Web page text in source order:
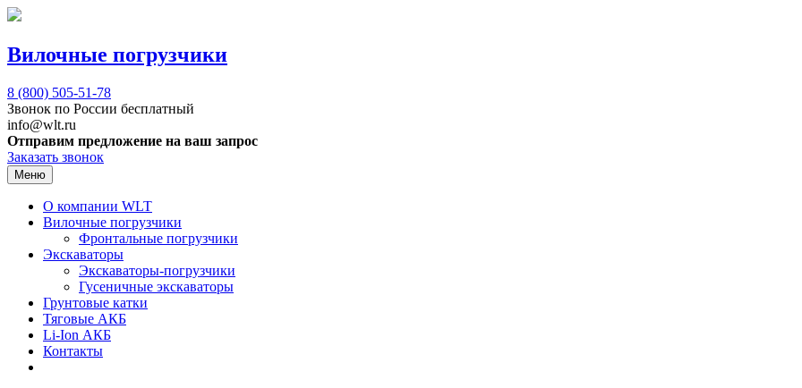
Вилочные погрузчики
8 (800) 505-51-78
Звонок по России бесплатный
info@wlt.ru
Отправим предложение на ваш запрос
Заказать звонок
Меню
О компании WLT
Вилочные погрузчики
Фронтальные погрузчики
Экскаваторы
Экскаваторы-погрузчики
Гусеничные экскаваторы
Грунтовые катки
Тяговые АКБ
Li-Ion АКБ
Контакты